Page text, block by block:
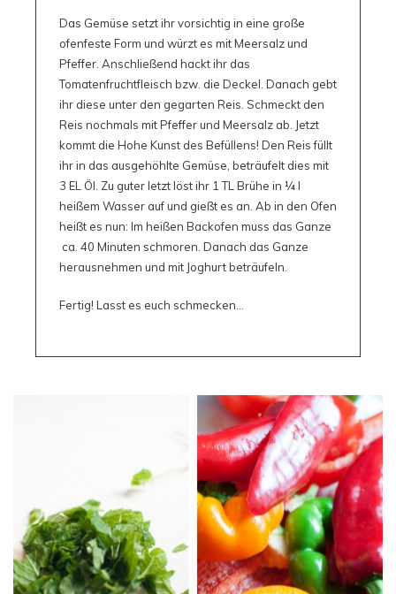
Das Gemüse setzt ihr vorsichtig in eine große
ofenfeste Form und würzt es mit Meersalz und
Pfeffer. Anschließend hackt ihr das
Tomatenfruchtfleisch bzw. die Deckel. Danach gebt
ihr diese unter den gegarten Reis. Schmeckt den
Reis nochmals mit Pfeffer und Meersalz ab. Jetzt
kommt die Hohe Kunst des Befüllens! Den Reis füllt
ihr in das ausgehöhlte Gemüse, beträufelt dies mit
3 EL Öl. Zu guter letzt löst ihr 1 TL Brühe in 1⁄4 l
heißem Wasser auf und gießt es an. Ab in den Ofen
heißt es nun: Im heißen Backofen muss das Ganze
ca. 40 Minuten schmoren. Danach das Ganze
herausnehmen und mit Joghurt beträufeln.
Fertig! Lasst es euch schmecken…